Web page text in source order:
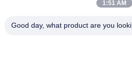
ঠিকানা
1:51 AM
Good day, what product are you